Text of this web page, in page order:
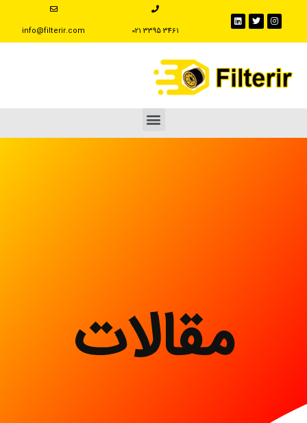
‪021 3395 3461
info@filterir.com
مقالات